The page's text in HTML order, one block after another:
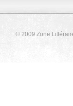
© 2009 Zone